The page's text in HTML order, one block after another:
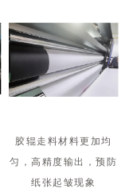
胶辊走料材料更加均
匀，高精度输出，预防
纸张起皱现象